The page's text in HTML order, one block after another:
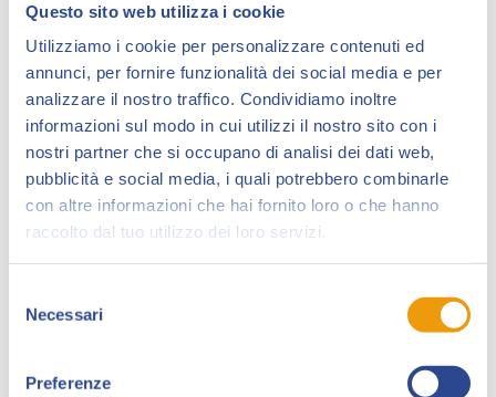
Questo sito web utilizza i cookie
Utilizziamo i cookie per personalizzare contenuti ed
annunci, per fornire funzionalità dei social media e per
analizzare il nostro traffico. Condividiamo inoltre
informazioni sul modo in cui utilizzi il nostro sito con i
nostri partner che si occupano di analisi dei dati web,
pubblicità e social media, i quali potrebbero combinarle
con altre informazioni che hai fornito loro o che hanno
raccolto dal tuo utilizzo dei loro servizi.
delNecessari
Preferenze
Calling” a cura dei Paguri Daniele Caluri ed
Emiliano Pagani sul tema Nuvole sul Fumetto
(02/04, ore 14) con Tito Faraci (Feltrinelli Comics),
Vincenzo Sarno (Sergio Bonelli Editore), Marco
Schiavone (J-Pop – Edizioni BD), Emanuele Di
Giorgi (Tunué), Gianmarco Fumasoli (Bugs Comics).
Tunué presenta 7Crimini con gli autori Katja
Centomo, Emanuele Sciarretta, Daniele Caluri,
Marco Caselli (02/04, ore 15:30).
precursore, Alfredo Castelli (generazione 0), un
Kappa (generazione 1) e un operatore oggi sulla